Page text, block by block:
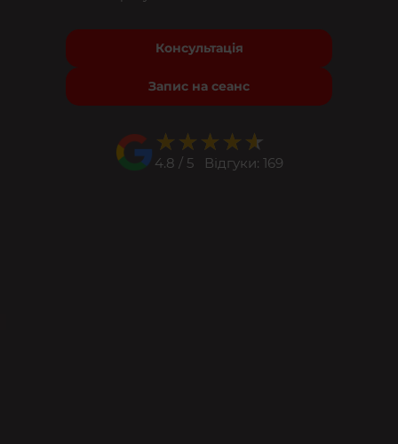
Консультація
Запис на сеанс
★★★★★
★★★★★
4.8 / 5 Відгуки: 169